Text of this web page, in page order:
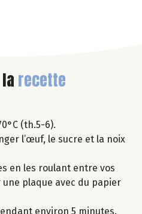
recette
(th.5-6).
l’œuf, le sucre et la noix
en les roulant entre vos
une plaque avec du papier
environ 5 minutes.